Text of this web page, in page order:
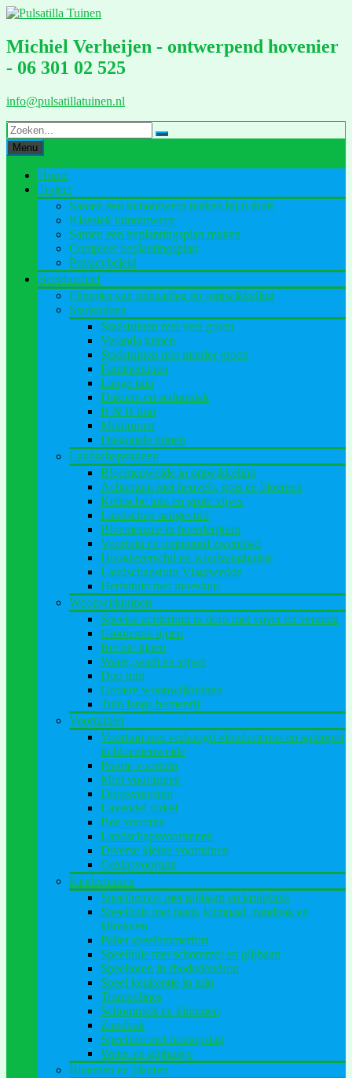
Ga
de
inhoud
Michiel Verheijen - ontwerpend hovenier
- 06 301 02 525
info@pulsatillatuinen.nl
Menu
Home
Traject
Samen een tuinontwerp maken bij u thuis
Klassiek tuinontwerp
Samen een beplantingsplan maken
Compleet beplantingsplan
Privacybeleid
Beeldarchief
Filmpjes van tuinaanleg en -ontwikkeling
Stadstuinen
Stadstuinen met veel groen
Veranda tuinen
Stadstuinen met minder groen
Familietuinen
Lange tuin
Daktuin en sedumdak
B & B tuin
Minituinen
Diagonale tuinen
Landschapstuinen
Bloemenweide in ontwikkeling
Achtertuin met heuvels, gras en bloemen
Keltische tuin en grote vijver
Landschap aangevuld
Bloemenzee in boerderijtuin
Voortuin en ommuurd zwembad
Hoogteverschil en windvanghuisje
Landschapstuin Vlagtwedde
Herfsttuin met moestuin
Woonwijktuinen
Speelse achtertuin in dorp met vijver en veranda
Glooiende lijnen
Rechte lijnen
Water, wadi en vijver
Duo tuin
Grotere woonwijktuinen
Tuin langs bomenrij
Voortuinen
Voortuin met verhoogd vlonderterras en splitoprit
in bloemenweide
Prairie voortuin
Mini voortuinen
Dorpsvoortuin
Lavendel cirkel
Bos voortuin
Landschapsvoortuinen
Diverse kleine voortuinen
Gezinsvoortuin
Kindertuinen
Speelheuvel met glijbaan en kruipbuis
Speelhuis met raam, klimpaal, zandbak en
klimtoren
Pallet speeltimmerfort
Speelhuis met schommel en glijbaan
Speeltoren in rhododendron
Speel keukentje in tuin
Trampolines
Schommels en klimmen
Zandbak
Speelfort met houtopslag
Water en glijhuisje
Bloemen en planten